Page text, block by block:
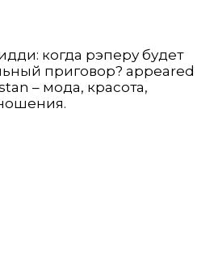
когда рэперу будет
приговор? appeared
– мода, красота,